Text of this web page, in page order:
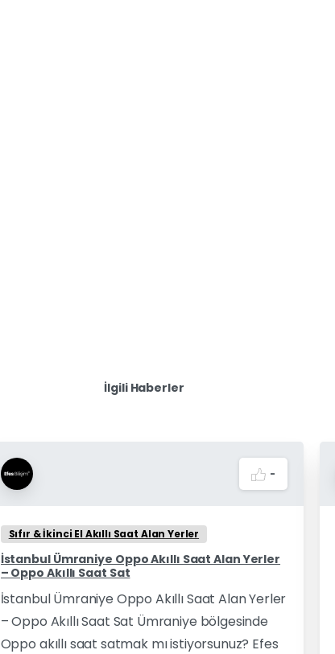
İlgili Haberler
-
Sıfır & İkinci El Akıllı Saat Alan Yerler
İstanbul Ümraniye Oppo Akıllı Saat Alan Yerler
– Oppo Akıllı Saat Sat
İstanbul Ümraniye Oppo Akıllı Saat Alan Yerler
– Oppo Akıllı Saat Sat Ümraniye bölgesinde
Oppo akıllı saat satmak mı istiyorsunuz? Efes